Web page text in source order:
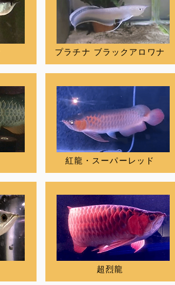
プラチナ ブラックアロワナ
紅龍・スーパーレッド
超烈龍